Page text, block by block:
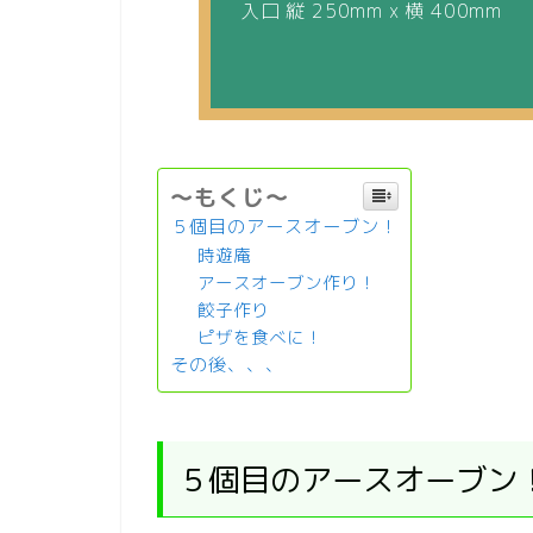
入口 縦 250mm x 横 400mm
～もくじ～
５個目のアースオーブン！
時遊庵
アースオーブン作り！
餃子作り
ピザを食べに！
その後、、、
５個目のアースオーブン